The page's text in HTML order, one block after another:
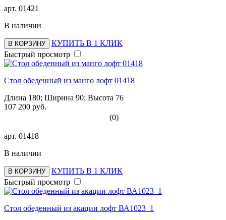
арт. 01421
В наличии
В КОРЗИНУ
КУПИТЬ В 1 КЛИК
Быстрый просмотр
Стол обеденный из манго лофт 01418
Длина 180; Ширина 90; Высота 76
107 200 руб.
(0)
арт. 01418
В наличии
В КОРЗИНУ
КУПИТЬ В 1 КЛИК
Быстрый просмотр
Стол обеденный из акации лофт ВА1023_1